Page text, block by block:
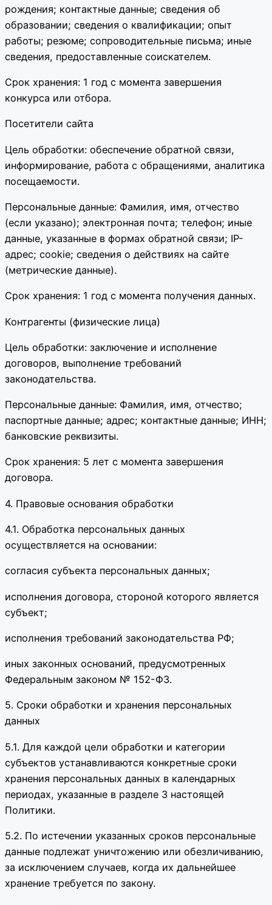
рождения; контактные данные; сведения об
образовании; сведения о квалификации; опыт
работы; резюме; сопроводительные письма; иные
сведения, предоставленные соискателем.
Срок хранения: 1 год с момента завершения
конкурса или отбора.
Посетители сайта
Цель обработки: обеспечение обратной связи,
информирование, работа с обращениями, аналитика
посещаемости.
Персональные данные: Фамилия, имя, отчество
(если указано); электронная почта; телефон; иные
данные, указанные в формах обратной связи; IP-
адрес; cookie; сведения о действиях на сайте
(метрические данные).
Срок хранения: 1 год с момента получения данных.
Контрагенты (физические лица)
Цель обработки: заключение и исполнение
договоров, выполнение требований
законодательства.
Персональные данные: Фамилия, имя, отчество;
паспортные данные; адрес; контактные данные; ИНН;
банковские реквизиты.
Срок хранения: 5 лет с момента завершения
договора.
4. Правовые основания обработки
4.1. Обработка персональных данных
осуществляется на основании:
согласия субъекта персональных данных;
исполнения договора, стороной которого является
субъект;
исполнения требований законодательства РФ;
иных законных оснований, предусмотренных
Федеральным законом № 152-ФЗ.
5. Сроки обработки и хранения персональных
данных
5.1. Для каждой цели обработки и категории
субъектов устанавливаются конкретные сроки
хранения персональных данных в календарных
периодах, указанные в разделе 3 настоящей
Политики.
5.2. По истечении указанных сроков персональные
данные подлежат уничтожению или обезличиванию,
за исключением случаев, когда их дальнейшее
хранение требуется по закону.